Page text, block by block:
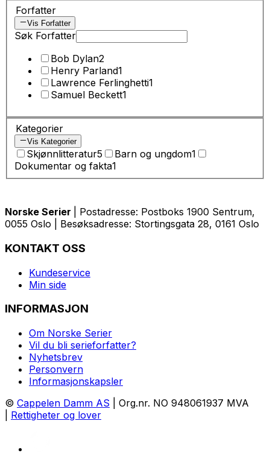
Forfatter
Vis Forfatter
Søk Forfatter
Bob Dylan2
Henry Parland1
Lawrence Ferlinghetti1
Samuel Beckett1
Kategorier
Vis Kategorier
Skjønnlitteratur5 Barn og ungdom1
Dokumentar og fakta1
Norske Serier
| Postadresse: Postboks 1900 Sentrum,
0055 Oslo | Besøksadresse: Stortingsgata 28, 0161 Oslo
KONTAKT OSS
Kundeservice
Min side
INFORMASJON
Om Norske Serier
Vil du bli serieforfatter?
Nyhetsbrev
Personvern
Informasjonskapsler
© Cappelen Damm AS | Org.nr. NO 948061937 MVA
Rettigheter og lover